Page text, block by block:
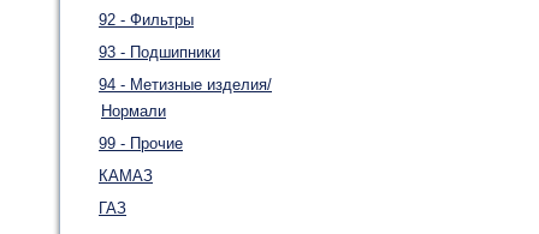
92 - Фильтры
93 - Подшипники
94 - Метизные изделия/
Нормали
99 - Прочие
КАМАЗ
ГАЗ